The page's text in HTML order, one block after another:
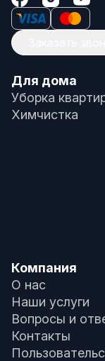
Для дома
Уборка
Химчистка
Компания
О нас
Наши услуги
Вопросы и
Контакты